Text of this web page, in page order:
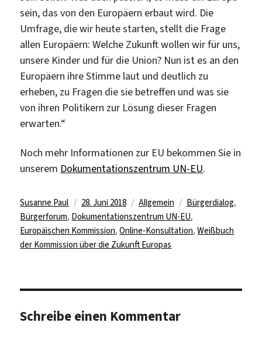
sein, das von den Europäern erbaut wird. Die
Umfrage, die wir heute starten, stellt die Frage
allen Europäern: Welche Zukunft wollen wir für uns,
unsere Kinder und für die Union? Nun ist es an den
Europäern ihre Stimme laut und deutlich zu
erheben, zu Fragen die sie betreffen und was sie
von ihren Politikern zur Lösung dieser Fragen
erwarten.“
Noch mehr Informationen zur EU bekommen Sie in
unserem Dokumentationszentrum UN-EU.
Autor
Susanne Paul
Veröffentlicht
am
28. Juni 2018 Kategorien
Allgemein Schlagwörter
Bürgerdialog,
Bürgerforum, Dokumentationszentrum UN-EU,
Europäischen Kommission,Online-Konsultation,Weißbuch
der Kommission über die Zukunft Europas
Schreibe einen Kommentar